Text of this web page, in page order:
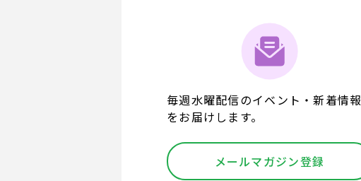
毎週水曜配信のイベント・新着情報
をお届けします。
メールマガジン登録